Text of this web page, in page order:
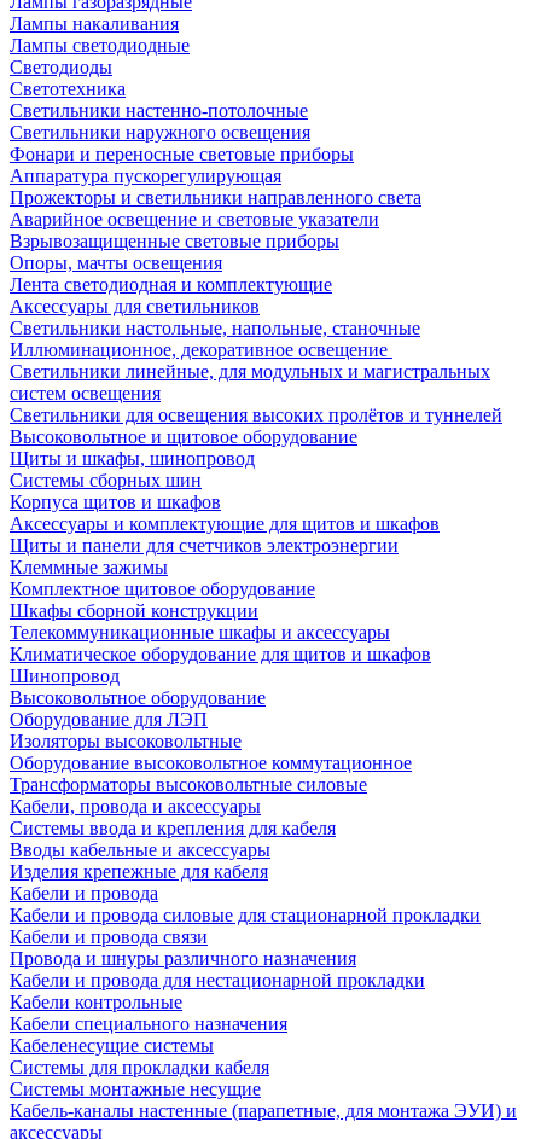
Лампы накаливания
Лампы светодиодные
Светодиоды
Светотехника
Светильники настенно-потолочные
Светильники наружного освещения
Фонари и переносные световые приборы
Аппаратура пускорегулирующая
Прожекторы и светильники направленного света
Аварийное освещение и световые указатели
Взрывозащищенные световые приборы
Опоры, мачты освещения
Лента светодиодная и комплектующие
Аксессуары для светильников
Светильники настольные, напольные, станочные
Иллюминационное, декоративное освещение
Светильники линейные, для модульных и магистральных
систем освещения
Светильники для освещения высоких пролётов и туннелей
Высоковольтное и щитовое оборудование
Щиты и шкафы, шинопровод
Системы сборных шин
Корпуса щитов и шкафов
Аксессуары и комплектующие для щитов и шкафов
Щиты и панели для счетчиков электроэнергии
Клеммные зажимы
Комплектное щитовое оборудование
Шкафы сборной конструкции
Телекоммуникационные шкафы и аксессуары
Климатическое оборудование для щитов и шкафов
Шинопровод
Высоковольтное оборудование
Оборудование для ЛЭП
Изоляторы высоковольтные
Оборудование высоковольтное коммутационное
Трансформаторы высоковольтные силовые
Кабели, провода и аксессуары
Системы ввода и крепления для кабеля
Вводы кабельные и аксессуары
Изделия крепежные для кабеля
Кабели и провода
Кабели и провода силовые для стационарной прокладки
Кабели и провода связи
Провода и шнуры различного назначения
Кабели и провода для нестационарной прокладки
Кабели контрольные
Кабели специального назначения
Кабеленесущие системы
Системы для прокладки кабеля
Системы монтажные несущие
Кабель-каналы настенные (парапетные, для монтажа ЭУИ) и
аксессуары